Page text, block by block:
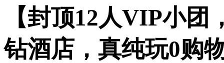
【封顶12人VIP小
钻酒店，真纯玩0购